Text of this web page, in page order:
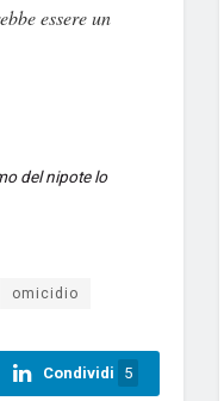
essere un
del nipote lo
omicidio
Condividi 5